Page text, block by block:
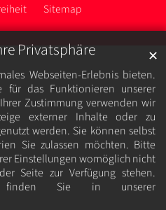
Privatsphäre
Webseiten-Erlebnis bieten.
für das Funktionieren unserer
Zustimmung verwenden wir
externer Inhalte oder zu
werden. Sie können selbst
Sie zulassen möchten. Bitte
Einstellungen womöglich nicht
Seite zur Verfügung stehen.
finden Sie in unserer
✕
Sitemap